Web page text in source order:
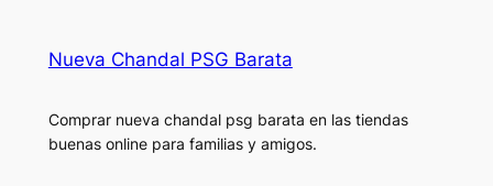
Nueva Chandal PSG Barata
Comprar nueva chandal psg barata en las tiendas
buenas online para familias y amigos.